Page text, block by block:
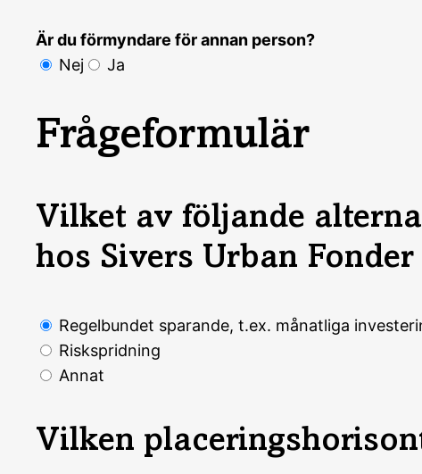
Är du förmyndare för annan person?
Nej
Ja
Frågeformulär
Vilket av följande
hos Sivers Urban
Regelbundet sparande, t.ex. månatliga
Riskspridning
Annat
Vilken